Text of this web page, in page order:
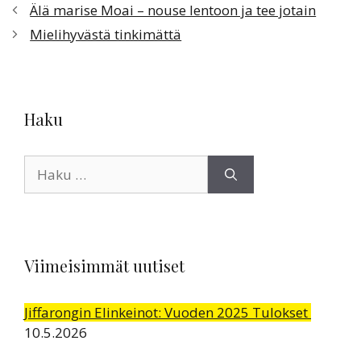
Älä marise Moai – nouse lentoon ja tee jotain
Mielihyvästä tinkimättä
Haku
Viimeisimmät uutiset
Jiffarongin Elinkeinot: Vuoden 2025 Tulokset
10.5.2026